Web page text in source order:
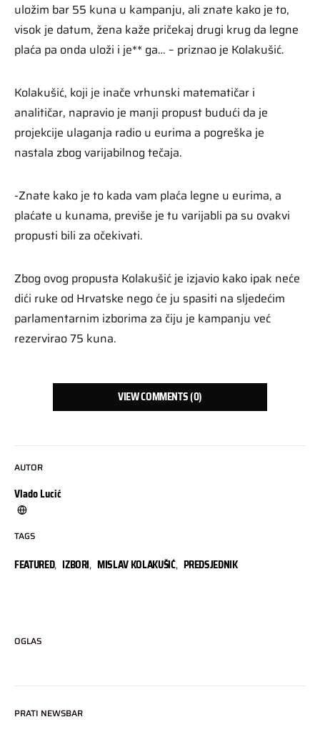
AUTOR
Vlado Lucić
TAGS
FEATURED, IZBORI, MISLAV KOLAKUŠIĆ, PREDSJEDNIK
uložim bar 55 kuna u kampanju, ali znate kako je to,
visok je datum, žena kaže pričekaj drugi krug da legne
plaća pa onda uloži i je** ga… – priznao je Kolakušić.
Kolakušić, koji je inače vrhunski matematičar i
analitičar, napravio je manji propust budući da je
projekcije ulaganja radio u eurima a pogreška je
nastala zbog varijabilnog tečaja.
-Znate kako je to kada vam plaća legne u eurima, a
plaćate u kunama, previše je tu varijabli pa su ovakvi
propusti bili za očekivati.
Zbog ovog propusta Kolakušić je izjavio kako ipak neće
dići ruke od Hrvatske nego će ju spasiti na sljedećim
parlamentarnim izborima za čiju je kampanju već
rezervirao 75 kuna.
VIEW COMMENTS (0)
OGLAS
PRATI NEWSBAR